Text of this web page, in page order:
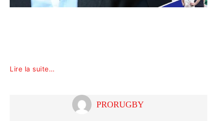
Lire la suite…
PRORUGBY